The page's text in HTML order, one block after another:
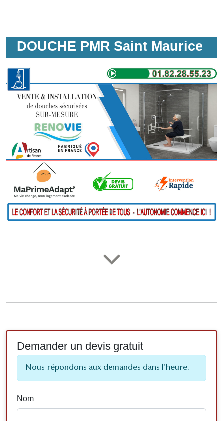
DOUCHE PMR Saint Maurice
Demander un devis gratuit
Nous répondons aux demandes dans l'heure.
Nom